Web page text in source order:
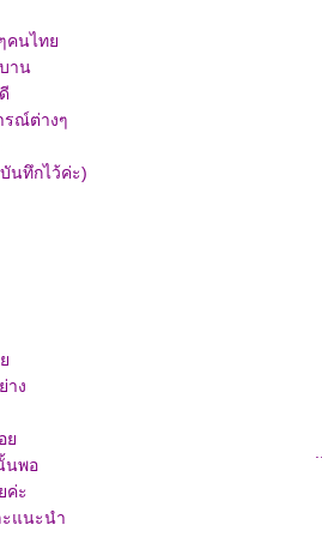
ๆคนไท
าน
รณ์ต่างๆ
นทึกไว้ค่ะ)
าง
อ
นพอ
ค่ะ
แนะนำ